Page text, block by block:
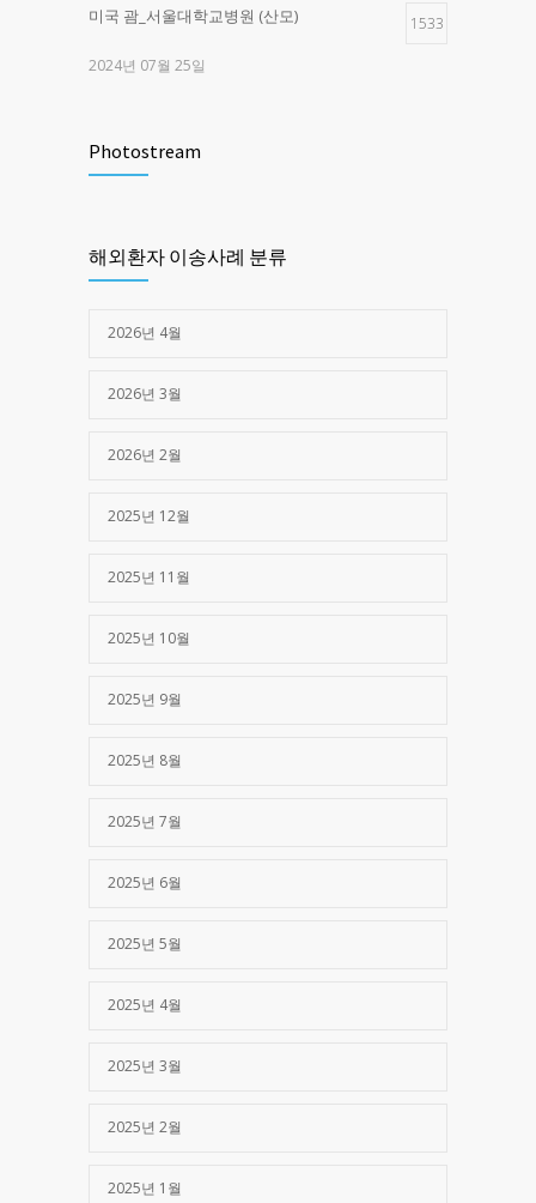
미국 괌_서울대학교병원 (산모) 1533
2024년 07월 25일
2025년 03월 28일
2025년 05월 16일
Photostream
해외환자 이송사례 분류
2026년 4월
2026년 3월
2026년 2월
2025년 12월
2025년 11월
2025년 10월
2025년 9월
2025년 8월
2025년 7월
2025년 6월
2025년 5월
2025년 4월
2025년 3월
2025년 2월
2025년 1월